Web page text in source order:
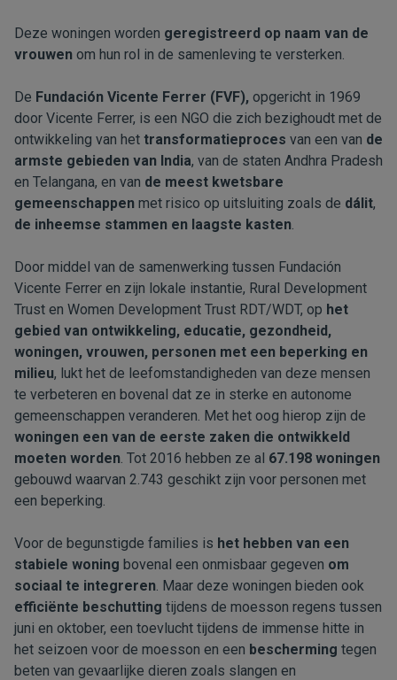
Deze woningen worden geregistreerd op naam van de
vrouwen om hun rol in de samenleving te versterken.
De Fundación Vicente Ferrer (FVF), opgericht in 1969
door Vicente Ferrer, is een NGO die zich bezighoudt met de
ontwikkeling van het transformatieproces van een van de
armste gebieden van India, van de staten Andhra Pradesh
en Telangana, en van de meest kwetsbare
gemeenschappen met risico op uitsluiting zoals de dálit,
de inheemse stammen en laagste kasten.
Door middel van de samenwerking tussen Fundación
Vicente Ferrer en zijn lokale instantie, Rural Development
Trust en Women Development Trust RDT/WDT, op het
gebied van ontwikkeling, educatie, gezondheid,
woningen, vrouwen, personen met een beperking en
milieu, lukt het de leefomstandigheden van deze mensen
te verbeteren en bovenal dat ze in sterke en autonome
gemeenschappen veranderen. Met het oog hierop zijn de
woningen een van de eerste zaken die ontwikkeld
moeten worden. Tot 2016 hebben ze al 67.198 woningen
gebouwd waarvan 2.743 geschikt zijn voor personen met
een beperking.
Voor de begunstigde families is het hebben van een
stabiele woning bovenal een onmisbaar gegeven om
sociaal te integreren. Maar deze woningen bieden ook
efficiënte beschutting tijdens de moesson regens tussen
juni en oktober, een toevlucht tijdens de immense hitte in
het seizoen voor de moesson en een bescherming tegen
beten van gevaarlijke dieren zoals slangen en